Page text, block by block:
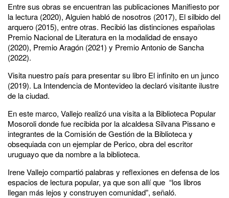
Entre sus obras se encuentran las publicaciones Manifiesto por
la lectura (2020), Alguien habló de nosotros (2017), El silbido del
arquero (2015), entre otras. Recibió las distinciones españolas
Premio Nacional de Literatura en la modalidad de ensayo
(2020), Premio Aragón (2021) y Premio Antonio de Sancha
(2022).
Visita nuestro país para presentar su libro El infinito en un junco
(2019). La Intendencia de Montevideo la declaró visitante ilustre
de la ciudad.
En este marco, Vallejo realizó una visita a la Biblioteca Popular
Mosoroli donde fue recibida por la alcaldesa Silvana Pissano e
integrantes de la Comisión de Gestión de la Biblioteca y
obsequiada con un ejemplar de Perico, obra del escritor
uruguayo que da nombre a la biblioteca.
Irene Vallejo compartió palabras y reflexiones en defensa de los
espacios de lectura popular, ya que son allí que “los libros
llegan más lejos y construyen comunidad”, señaló.